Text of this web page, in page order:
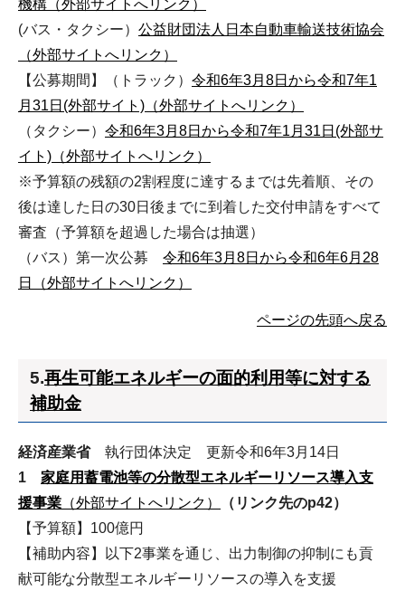
機構（外部サイトへリンク）
(バス・タクシー） 公益財団法人日本自動車輸送技術協会
（外部サイトへリンク）
【公募期間】（トラック） 令和6年3月8日から令和7年1
月31日(外部サイト)（外部サイトへリンク）
（タクシー） 令和6年3月8日から令和7年1月31日(外部サ
イト)（外部サイトへリンク）
※予算額の残額の2割程度に達するまでは先着順、その
後は達した日の30日後までに到着した交付申請をすべて
審査（予算額を超過した場合は抽選）
（バス）第一次公募 令和6年3月8日から令和6年6月28
日（外部サイトへリンク）
ページの先頭へ戻る
5.再生可能エネルギーの面的利用等に対する
補助金
経済産業省執行団体決定 更新令和6年3月14日
1 家庭用蓄電池等の分散型エネルギーリソース導入支
援事業 （外部サイトへリンク）
（リンク先のp42）
【予算額】100億円
【補助内容】以下2事業を通じ、出力制御の抑制にも貢
献可能な分散型エネルギーリソースの導入を支援